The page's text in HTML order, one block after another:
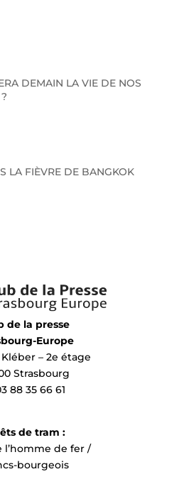
DEMAIN LA VIE DE NOS
LA FIÈVRE DE BANGKOK
de la presse
Europe
Kléber – 2e étage
Strasbourg
88 35 66 61
de tram :
l’homme de fer /
bourgeois